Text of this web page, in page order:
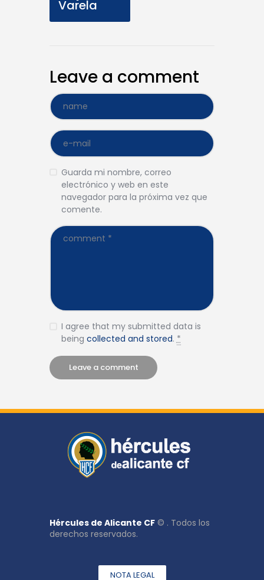
Varela
Leave a comment
Guarda mi nombre, correo
electrónico y web en este
navegador para la próxima vez que
comente.
I agree that my submitted data is
being collected and stored.*
Hércules de Alicante CF © . Todos los
derechos reservados.
NOTA LEGAL